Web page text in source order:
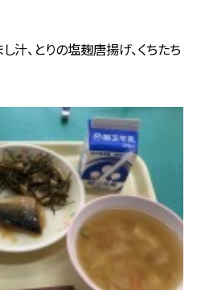
汁、とりの塩麹唐揚げ、くちたち